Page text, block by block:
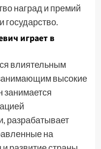
наград и премий
государство.
играет в
влиятельным
высокие
занимается
разрабатывает
на